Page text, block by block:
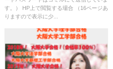
す。） HP上で閲覧する場合 （16ページあ
りますので表示に少...